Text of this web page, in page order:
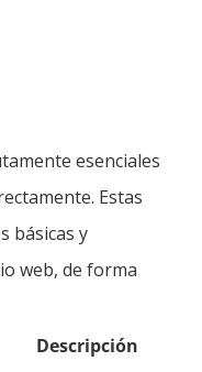
esenciales
Estas
básicas y
web, de forma
Descripción